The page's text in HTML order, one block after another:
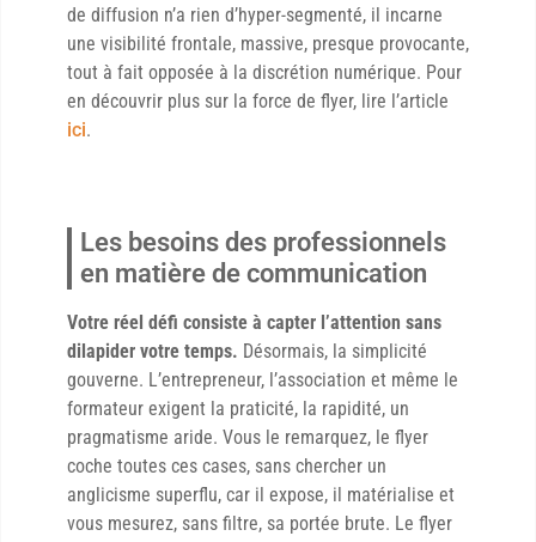
de diffusion n’a rien d’hyper-segmenté, il incarne
une visibilité frontale, massive, presque provocante,
tout à fait opposée à la discrétion numérique. Pour
en découvrir plus sur la force de flyer, lire l’article
ici.
Les besoins des professionnels
en matière de communication
Votre réel défi consiste à capter l’attention sans
dilapider votre temps. Désormais, la simplicité
gouverne. L’entrepreneur, l’association et même le
formateur exigent la praticité, la rapidité, un
pragmatisme aride. Vous le remarquez, le flyer
coche toutes ces cases, sans chercher un
anglicisme superflu, car il expose, il matérialise et
vous mesurez, sans filtre, sa portée brute. Le flyer